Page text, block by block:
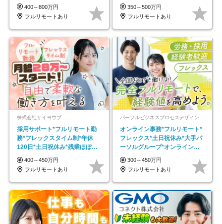
なめ｜子育て社員多数活躍
400～800万円
フルリモートあり
以上
350～500万円
フルリモートあり
株式会社サイヨウブ
採用サポート*フルリモート勤
務*フレックスタイム制*年休
120日*土日祝休み*残業ほぼな
し*育児中社員8割以上
400～450万円
フルリモートあり
パーソルビジネスプロセスデザイン株式会社 事業開発本部
オンライン事務*フルリモート*
フレックス*土日祝休み*大手パ
ーソルグループ*オンライン面
接*30～40代活躍中
300～450万円
フルリモートあり